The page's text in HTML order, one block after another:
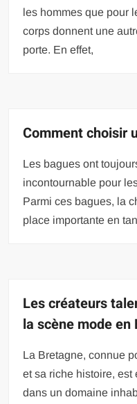
les hommes que pour
corps donnent une
porte. En effet,
Comment choisir
Les bagues ont
incontournable pour
Parmi ces bagues, la
place importante en
Les créateurs
la scène mode en
La Bretagne, connue
et sa riche histoire, est
dans un domaine